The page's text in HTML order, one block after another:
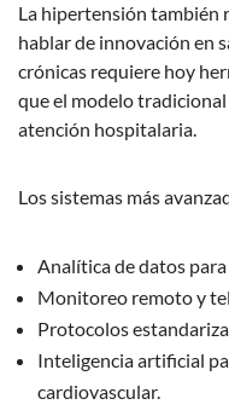
La hipertensión también
hablar de innovación en
crónicas requiere hoy
que el modelo
atención hospitalaria.
Los sistemas más
Analítica de datos
Monitoreo remoto y
Protocolos
Inteligencia artificial
cardiovascular.